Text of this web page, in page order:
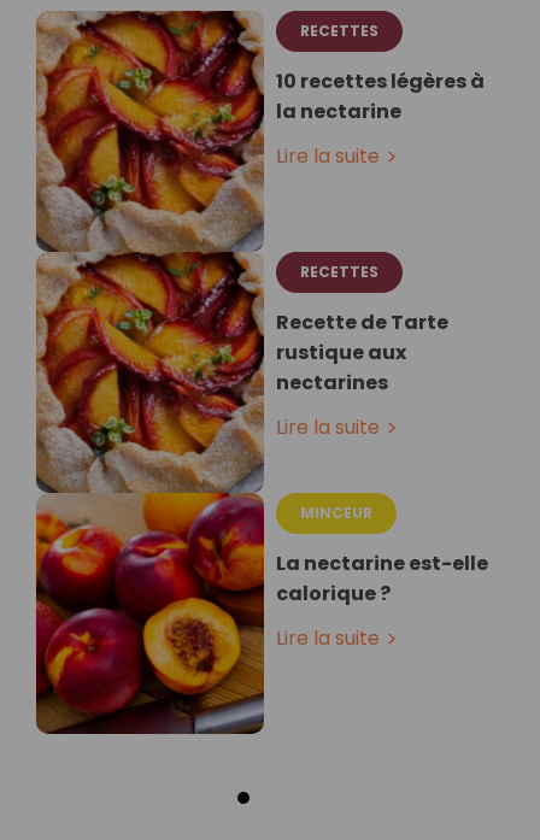
RECETTES
10 recettes légères à
la nectarine
Lire la suite
RECETTES
Recette de Tarte
rustique aux
nectarines
Lire la suite
MINCEUR
La nectarine est-elle
calorique ?
Lire la suite